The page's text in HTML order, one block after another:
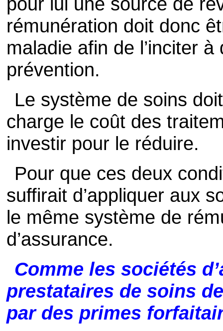
rémunération doit donc
maladie afin de l’inciter
prévention.
Le système de soins
charge le coût des
investir pour le réduire.
Pour que ces deux
suffirait d’appliquer aux
le même système de
d’assurance.
Comme les sociétés
prestataires de soins
par des primes